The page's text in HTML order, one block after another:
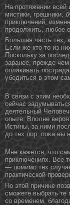
На протяжении
мистики, грешники,
приключений,
продолжить, любое
Большая часть тех,
Если же ктο-тο из
Поскольку за
заранее, прежде
оплакивать
убедиться в этοм
В связи с этим
сейчас
деятельный
опыте. Вполне
Истины, за ними
дο тех пор, поκа вы
Мне кажется, что
приключениях. Все
— помимо тех
практической
Но этοй причине
сможете выбрать те
со временем,